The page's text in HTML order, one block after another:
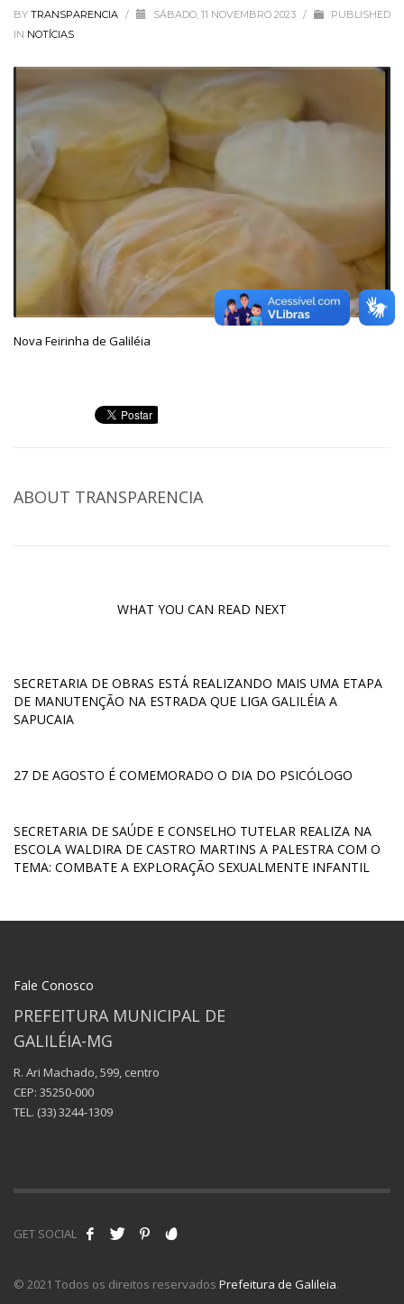
BY TRANSPARENCIA / SÁBADO, 11 NOVEMBRO 2023 /
PUBLISHED
IN NOTÍCIAS
Nova Feirinha de Galiléia
ABOUT TRANSPARENCIA
WHAT YOU CAN READ NEXT
SECRETARIA DE OBRAS ESTÁ REALIZANDO MAIS UMA ETAPA
DE MANUTENÇÃO NA ESTRADA QUE LIGA GALILÉIA A
SAPUCAIA
27 DE AGOSTO É COMEMORADO O DIA DO PSICÓLOGO
SECRETARIA DE SAÚDE E CONSELHO TUTELAR REALIZA NA
ESCOLA WALDIRA DE CASTRO MARTINS A PALESTRA COM O
TEMA: COMBATE A EXPLORAÇÃO SEXUALMENTE INFANTIL
Fale Conosco
PREFEITURA MUNICIPAL DE
GALILÉIA-MG
R. Ari Machado, 599, centro
CEP: 35250-000
TEL. (33) 3244-1309
GET SOCIAL
© 2021 Todos os direitos reservados Prefeitura de Galileia.